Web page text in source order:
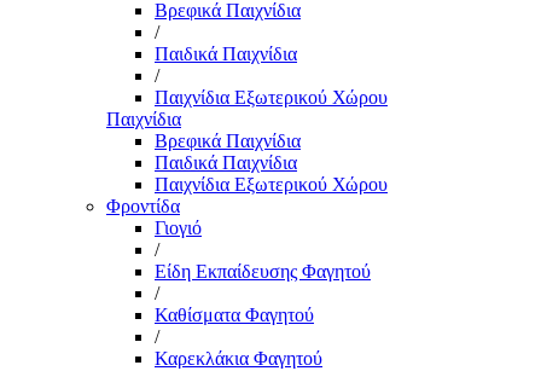
Βρεφικά Παιχνίδια
/
Παιδικά Παιχνίδια
/
Παιχνίδια Εξωτερικού Χώρου
Παιχνίδια
Βρεφικά Παιχνίδια
Παιδικά Παιχνίδια
Παιχνίδια Εξωτερικού Χώρου
Φροντίδα
Γιογιό
/
Είδη Εκπαίδευσης Φαγητού
/
Καθίσματα Φαγητού
/
Καρεκλάκια Φαγητού